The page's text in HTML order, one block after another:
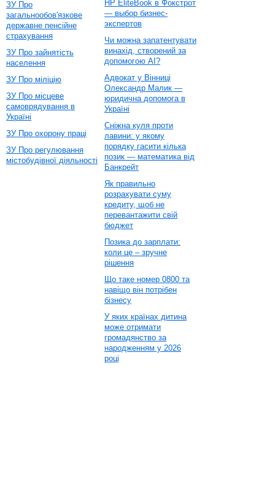
ЗУ Про
загальнообов'язкове
державне пенсійне
страхування
ЗУ Про зайнятість
населення
ЗУ Про міліцію
ЗУ Про місцеве
самоврядування в
Україні
ЗУ Про охорону праці
ЗУ Про регулювання
містобудівної діяльності
HP EliteBook в Фокстрот
— выбор бизнес-
экспертов
Чи можна запатентувати
винахід, створений за
допомогою AI?
Адвокат у Вінниці
Олександр Малик —
юридична допомога в
Україні
Сніжна куля проти
лавини: у якому
порядку гасити кілька
позик — математика від
Банкрейт
Як правильно
розрахувати суму
кредиту, щоб не
перевантажити свій
бюджет
Позика до зарплати:
коли це – зручне
рішення
Що таке номер 0800 та
навіщо він потрібен
бізнесу
У яких країнах дитина
може отримати
громадянство за
народженням у 2026
році